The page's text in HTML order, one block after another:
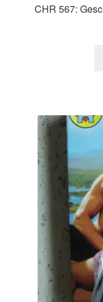
CHR 567: